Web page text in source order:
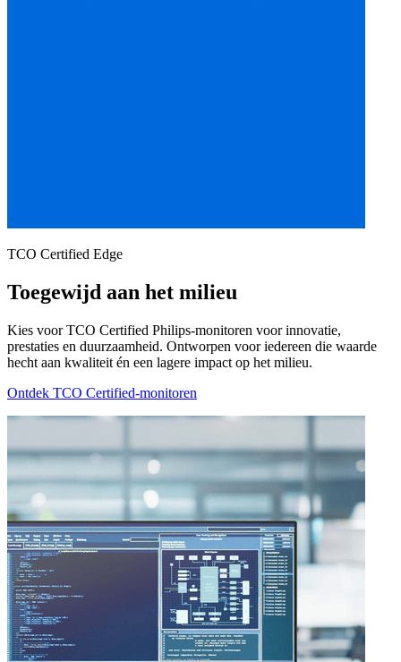
TCO Certified Edge
Toegewijd aan het milieu
Kies voor TCO Certified Philips-monitoren voor innovatie,
prestaties en duurzaamheid. Ontworpen voor iedereen die waarde
hecht aan kwaliteit én een lagere impact op het milieu.
Ontdek TCO Certified-monitoren